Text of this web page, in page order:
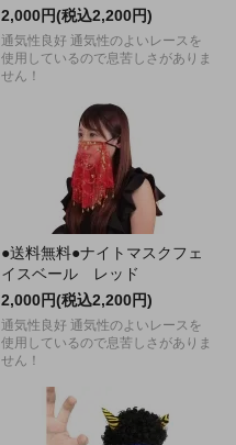
2,000円(税込2,200円)
通気性良好 通気性のよいレースを
使用しているので息苦しさがありま
せん！
●送料無料●ナイトマスクフェ
イスベール レッド
2,000円(税込2,200円)
通気性良好 通気性のよいレースを
使用しているので息苦しさがありま
せん！